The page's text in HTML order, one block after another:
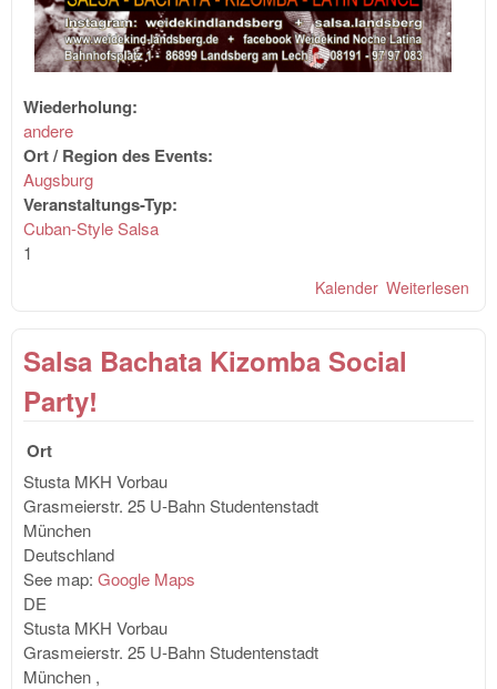
Wiederholung:
andere
Ort / Region des Events:
Augsburg
Veranstaltungs-Typ:
Cuban-Style Salsa
1
Weiterlesen
Kalender
Salsa Bachata Kizomba Social
Party!
Ort
Stusta MKH Vorbau
Grasmeierstr. 25 U-Bahn Studentenstadt
München
Deutschland
See map: Google Maps
DE
Stusta MKH Vorbau
Grasmeierstr. 25 U-Bahn Studentenstadt
München ,